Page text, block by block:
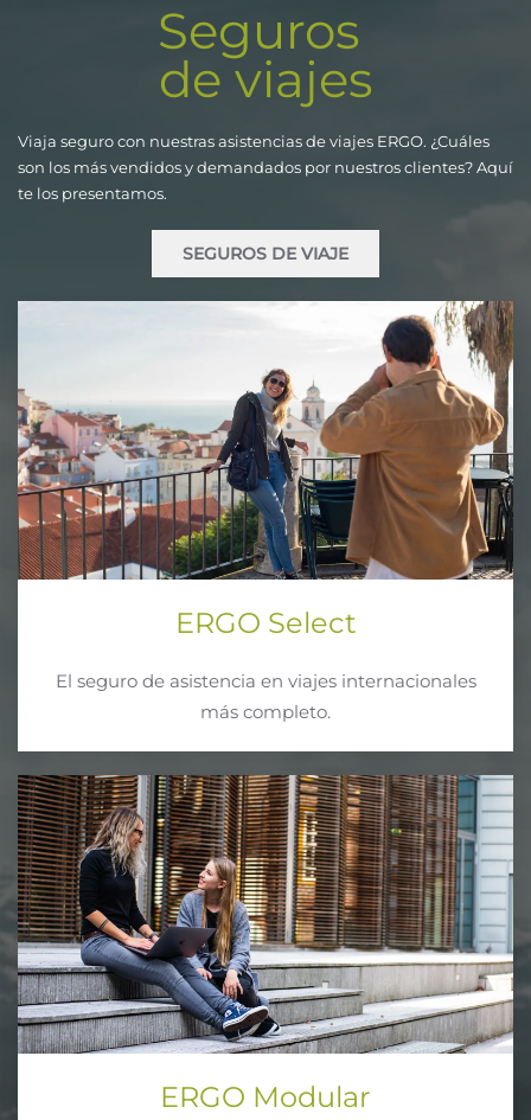
Seguros
de viajes
Viaja seguro con nuestras asistencias de viajes ERGO. ¿Cuáles
son los más vendidos y demandados por nuestros clientes? Aquí
te los presentamos.
SEGUROS DE VIAJE
ERGO Select
El seguro de asistencia en viajes internacionales
más completo.
ERGO Modular